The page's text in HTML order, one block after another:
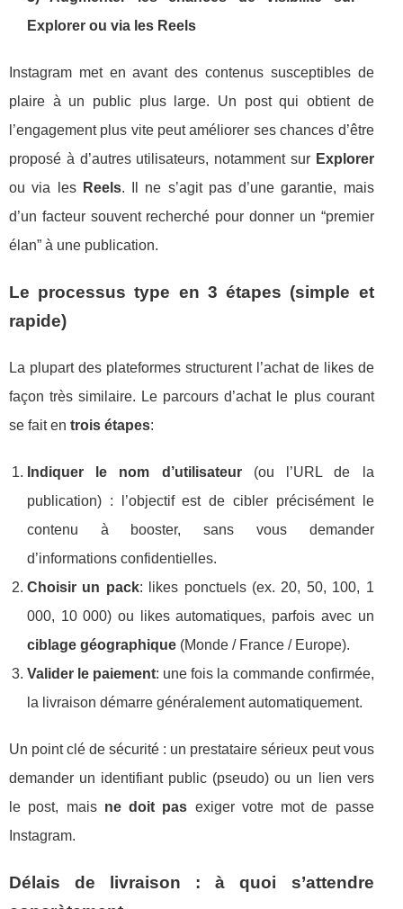
Explorer ou via les Reels
Instagram met en avant des contenus susceptibles de
plaire à un public plus large. Un post qui obtient de
l’engagement plus vite peut améliorer ses chances d’être
proposé à d’autres utilisateurs, notamment sur Explorer
ou via les Reels. Il ne s’agit pas d’une garantie, mais
d’un facteur souvent recherché pour donner un “premier
élan” à une publication.
Le processus type en 3 étapes (simple et
rapide)
La plupart des plateformes structurent l’achat de likes de
façon très similaire. Le parcours d’achat le plus courant
se fait en trois étapes:
Indiquer le nom d’utilisateur(ou l’URL de la
publication) : l’objectif est de cibler précisément le
contenu à booster, sans vous demander
d’informations confidentielles.
Choisir un pack: likes ponctuels (ex. 20, 50, 100, 1
000, 10 000) ou likes automatiques, parfois avec un
ciblage géographique (Monde / France / Europe).
Valider le paiement: une fois la commande confirmée,
la livraison démarre généralement automatiquement.
Un point clé de sécurité : un prestataire sérieux peut vous
demander un identifiant public (pseudo) ou un lien vers
le post, mais ne doit pas exiger votre mot de passe
Instagram.
Délais de livraison : à quoi s’attendre